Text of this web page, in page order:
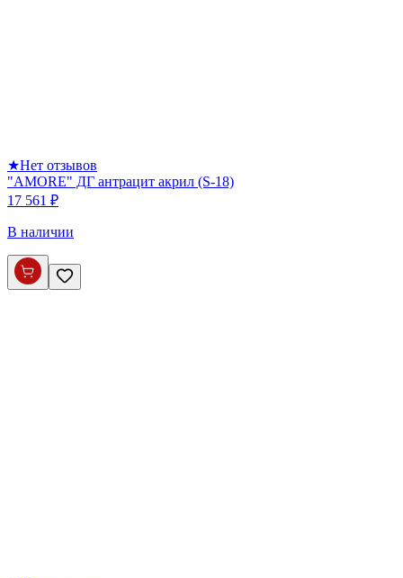
★Нет отзывов
"AMORE" ДГ антрацит акрил (S-18)
17 561 ₽
В наличии